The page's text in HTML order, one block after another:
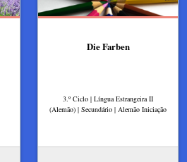
Die Farben
3.º Ciclo | Língua Estrangeira II
(Alemão) | Secundário | Alemão Iniciação